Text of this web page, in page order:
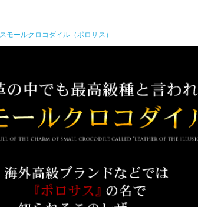
スモールクロコダイル（ポロサス）